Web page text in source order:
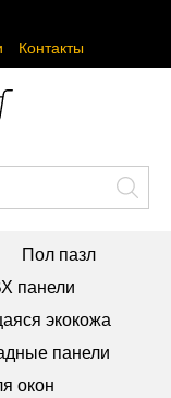
Контакты
Пол пазл
панели
экокожа
панели
окон